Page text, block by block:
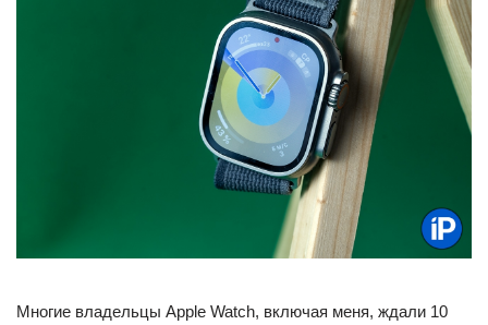
Многие владельцы Apple Watch, включая меня, ждали 10